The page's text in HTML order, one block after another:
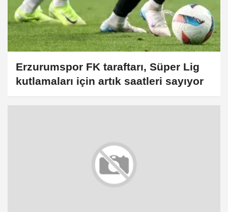
Erzurumspor FK taraftarı, Süper Lig
kutlamaları için artık saatleri sayıyor